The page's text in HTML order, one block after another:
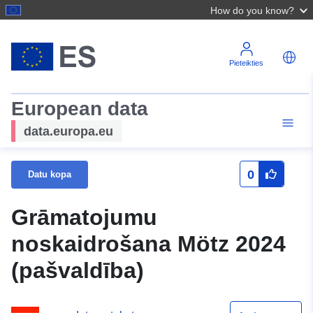
How do you know?
Pieteikties
European data
data.europa.eu
Datu kopa 0
Grāmatojumu
noskaidrošana Mötz 2024
(pašvaldība)